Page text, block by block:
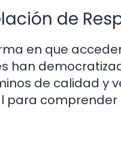
de
en que
han
de calidad y
comprender